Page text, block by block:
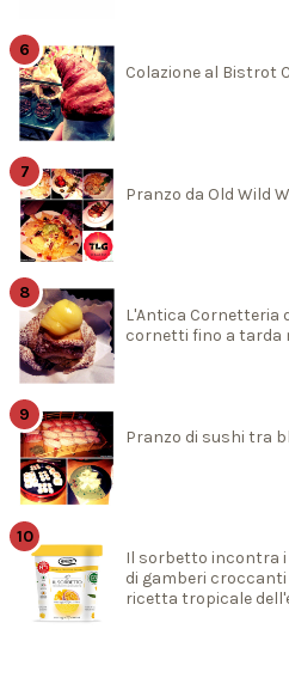
Colazione al Bistrot
Pranzo da Old Wild
L'Antica Cornetteria
cornetti fino a tarda
Pranzo di sushi tra
Il sorbetto incontra i
di gamberi
ricetta tropicale